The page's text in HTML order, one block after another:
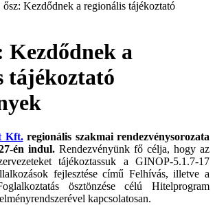
ősz: Kezdődnek a regionális tájékoztató
Kezdődnek a
tájékoztató
Kft.regionális szakmai rendezvénysorozata
én indul. Rendezvényünk fő célja, hogy az
tájékoztassuk a GINOP-5.1.7-17
fejlesztése című Felhívás, illetve a
ösztönzése célú Hitelprogram
kapcsolatosan.